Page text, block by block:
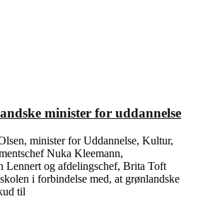
minister for uddannelse
minister for Uddannelse, Kultur,
Nuka Kleemann,
Lennert og afdelingschef, Brita Toft
i forbindelse med, at grønlandske
til